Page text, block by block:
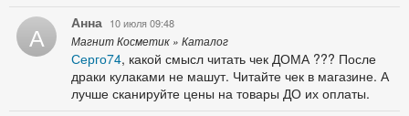
А Анна 10 июля 09:48
Магнит Косметик » Каталог
Серго74, какой смысл читать чек ДОМА ??? После
драки кулаками не машут. Читайте чек в магазине. А
лучше сканируйте цены на товары ДО их оплаты.